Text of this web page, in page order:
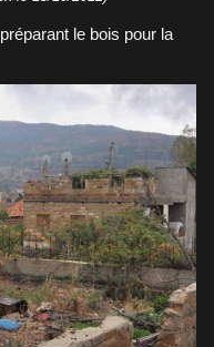
le bois pour la